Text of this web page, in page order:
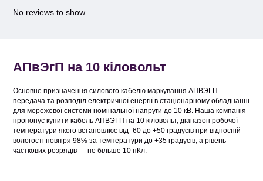
No reviews to show
АПвЭгП на 10 кіловольт
Основне призначення силового кабелю маркування АПВЭГП —
передача та розподіл електричної енергії в стаціонарному обладнанні
для мережевої системи номінальної напруги до 10 кВ. Наша компанія
пропонує купити кабель АПВЭГП на 10 кіловольт, діапазон робочої
температури якого встановлює від -60 до +50 градусів при відносній
вологості повітря 98% за температури до +35 градусів, а рівень
часткових розрядів — не більше 10 пКл.